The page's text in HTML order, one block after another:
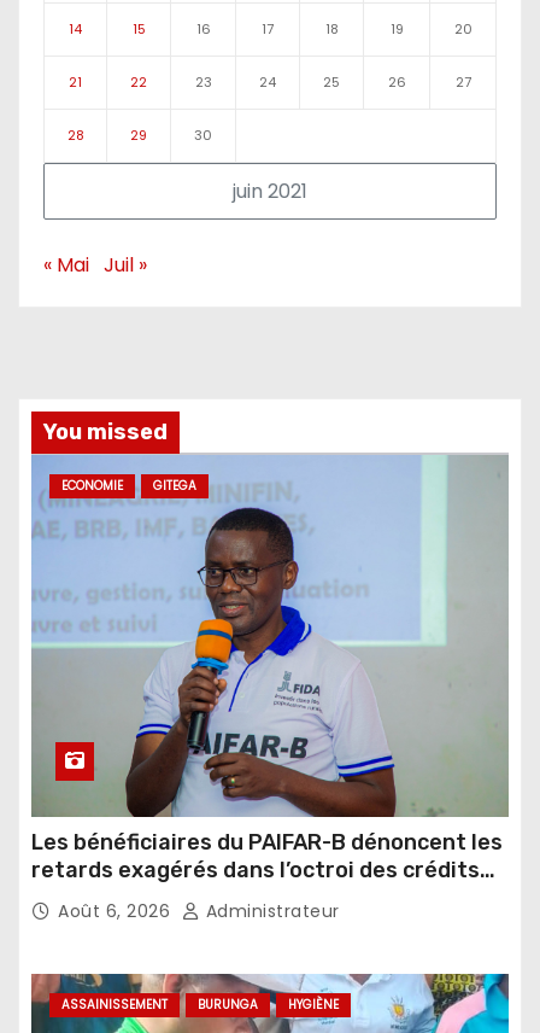
juin 2021
14 15 16 17 18 19 20
21 22 23 24 25 26 27
28 29 30
« Mai Juil »
You missed
ECONOMIE GITEGA
Les bénéficiaires du PAIFAR-B dénoncent les
retards exagérés dans l’octroi des crédits
agricoles
Août 6, 2026 Administrateur
ASSAINISSEMENT BURUNGA HYGIÈNE